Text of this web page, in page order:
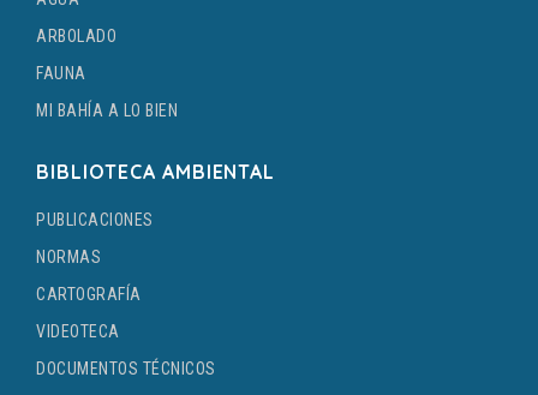
ARBOLADO
FAUNA
MI BAHÍA A LO BIEN
BIBLIOTECA AMBIENTAL
PUBLICACIONES
NORMAS
CARTOGRAFÍA
VIDEOTECA
DOCUMENTOS TÉCNICOS